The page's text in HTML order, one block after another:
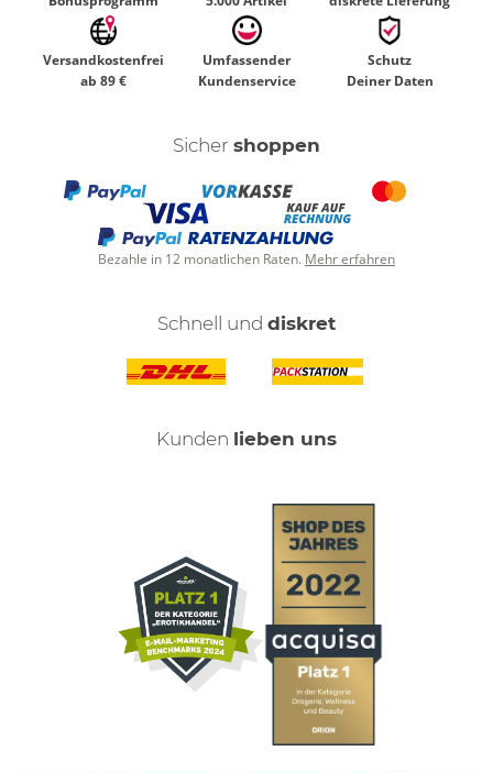
Versandkostenfrei
ab 89 €
Umfassender
Kundenservice
Schutz
Deiner Daten
Sicher shoppen
Bezahle in 12 monatlichen Raten. Mehr erfahren
Schnell und diskret
Kunden lieben uns